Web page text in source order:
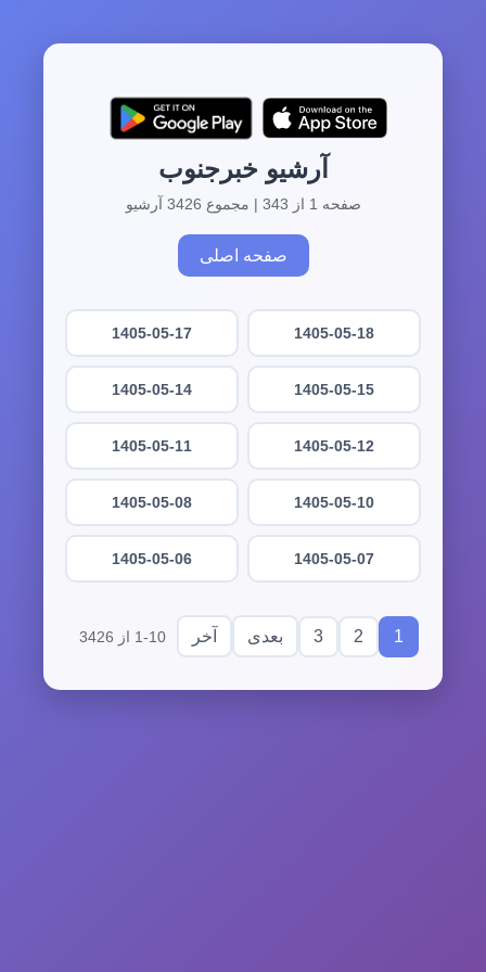
آرشیو خبرجنوب
صفحه 1 از 343 | مجموع 3426 آرشیو
صفحه اصلی
1405-05-18
1405-05-17
1405-05-15
1405-05-14
1405-05-12
1405-05-11
1405-05-10
1405-05-08
1405-05-07
1405-05-06
1
2
3 بعدی آخر 1-10 از 3426